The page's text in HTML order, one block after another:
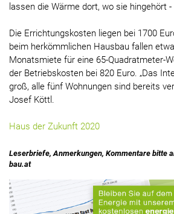
lassen die Wärme dort, wo sie hingehört
Die Errichtungskosten liegen bei 1700
beim herkömmlichen Hausbau fallen
Monatsmiete für eine 65-Quadratmeter-
der Betriebskosten bei 820 Euro. „Das
groß, alle fünf Wohnungen sind bereits
Josef Köttl.
Haus der Zukunft 2020
Leserbriefe, Anmerkungen, Kommentare bitte
bau.at